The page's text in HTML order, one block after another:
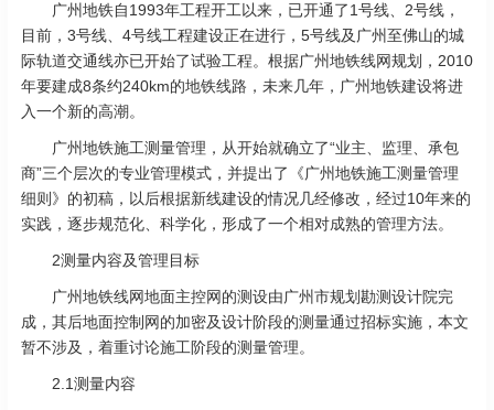
广州地铁自1993年工程开工以来，已开通了1号线、2号线，
目前，3号线、4号线工程建设正在进行，5号线及广州至佛山的城
际轨道交通线亦已开始了试验工程。根据广州地铁线网规划，2010
年要建成8条约240km的地铁线路，未来几年，广州地铁建设将进
入一个新的高潮。
广州地铁施工测量管理，从开始就确立了“业主、监理、承包
商”三个层次的专业管理模式，并提出了《广州地铁施工测量管理
细则》的初稿，以后根据新线建设的情况几经修改，经过10年来的
实践，逐步规范化、科学化，形成了一个相对成熟的管理方法。
2测量内容及管理目标
广州地铁线网地面主控网的测设由广州市规划勘测设计院完
成，其后地面控制网的加密及设计阶段的测量通过招标实施，本文
暂不涉及，着重讨论施工阶段的测量管理。
2.1测量内容